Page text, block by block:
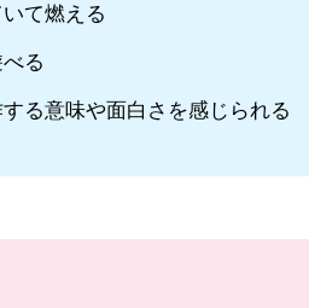
て燃える
る
る意味や面白さを感じられる